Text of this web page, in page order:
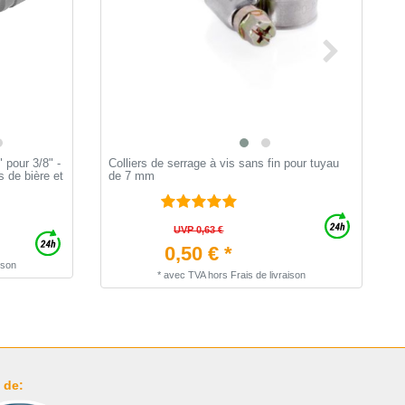
pour 3/8" -
de bière et
Colliers de serrage à vis sans fin pour tuyau
de 7 mm
UVP 0,63 €
0,50 € *
* avec TVAhors Frais de livraison
de: